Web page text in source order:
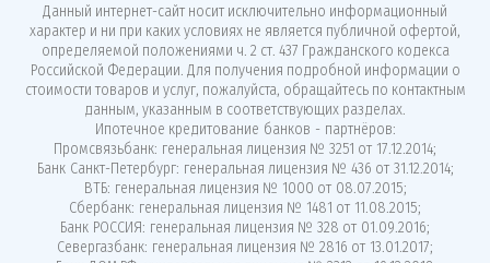
Данный интернет-сайт носит исключительно информационный
характер и ни при каких условиях не является публичной офертой,
определяемой положениями ч. 2 ст. 437 Гражданского кодекса
Российской Федерации. Для получения подробной информации о
стоимости товаров и услуг, пожалуйста, обращайтесь по контактным
данным, указанным в соответствующих разделах.
Ипотечное кредитование банков - партнёров:
Промсвязьбанк: генеральная лицензия № 3251 от 17.12.2014;
Банк Санкт-Петербург: генеральная лицензия № 436 от 31.12.2014;
ВТБ: генеральная лицензия № 1000 от 08.07.2015;
Сбербанк: генеральная лицензия № 1481 от 11.08.2015;
Банк РОССИЯ: генеральная лицензия № 328 от 01.09.2016;
Севергазбанк: генеральная лицензия № 2816 от 13.01.2017;